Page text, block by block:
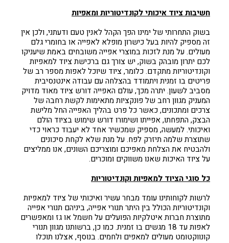
חשיבות ציוד איכותי לקונדיטוריות ומאפיות
בשוק התחרותי של ימינו הפך הקהל לאנין טעם ודעתני, ולכן אין
זה מספיק להיות בעל כישרון מופלא לאפייה או בחומרי גלם
מעולים. על מנת לזכות במוצרי אפייה משובחים באמת שיעניקו
לכם יתרון מובהק בשוק, יש צורך גם ברכישת ציוד למאפיות
וקונדיטוריות מתקדם. כלומר, ציוד שיוכל לאפות מספר רב של
פריטים בו זמנית ויתמודד בהצלחה עם עבודה אינטנסיבית
מסביב לשעון. יתרה מכך, עולם האפייה דורש ציוד מאוד מדויק
המעניק מגוון רחב של פונקציות מתאימות לקשת רחבה של
צרכים ומתכונים, כאשר כל פרט בהליך האפייה החל מלישת
הבצק, התפחתו, אפייתו ושימורו דורש שימוש בציוד הולם
ואיכותי. למעשה, מספיק שמכשיר אחד לא יעבוד כראוי כדי
שתוצרת שלמה תיזרק לפח. על מנת שלא לקחת סיכונים
ולהבטיח את הצלחת מאפיכם ומוצריכם השונים, אנו ממליצים
על ציוד האיכות שאנו משווקים ומוכרים.
כל סוגי הציוד למאפיות וקונדיטוריות
לרשות לקוחותינו עומד מבחר עשיר ואיכותי של ציוד למאפיות
וקונדיטוריות הכולל בין היתר תנורי אפייה, ביניהם תנורי אפייה
מתוצרת חברות איטלקיות הפועלים על חשמל או גז ומאפשרים
לאפות עד 18 מגשים בו זמנית. כמו כן, ברשותנו מגוון תנורי
קונווקטומט מעולים למאפים ולחמים. בנוסף, אצלנו תוכלו